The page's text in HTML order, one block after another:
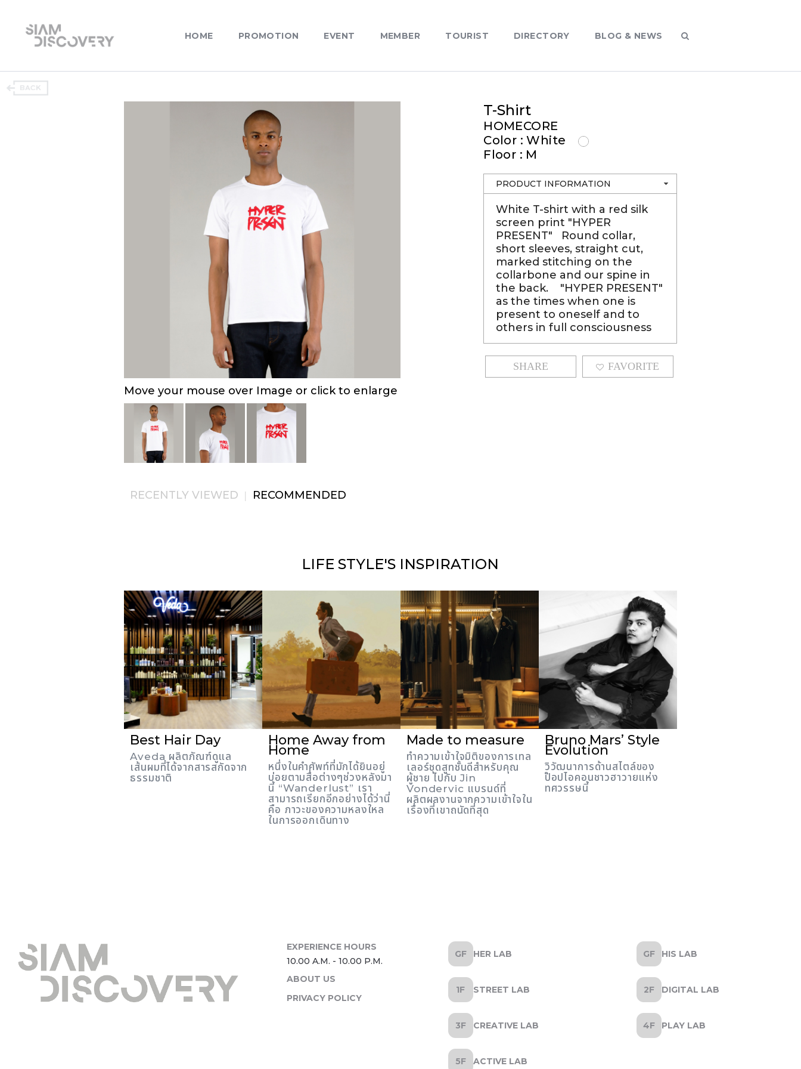
HOME PROMOTION EVENT MEMBER TOURIST DIRECTORY BLOG & NEWS
Move your mouse over Image or click to enlarge
T-Shirt
HOMECORE
Color : White
Floor : M
PRODUCT INFORMATION
White T-shirt with a red silk
screen print "HYPER
PRESENT" Round collar,
short sleeves, straight cut,
marked stitching on the
collarbone and our spine in
the back. "HYPER PRESENT"
as the times when one is
present to oneself and to
others in full consciousness
SHARE FAVORITE
RECENTLY VIEWED | RECOMMENDED
LIFE STYLE'S INSPIRATION
Best Hair Day
Aveda ผลิตภัณฑ์ดูแล
เส้นผมที่ได้จากสารสกัดจาก
ธรรมชาติ
Home Away from
Home
หนึ่งในคำศัพท์ที่มักได้ยินอยู่
บ่อยตามสื่อต่างๆช่วงหลังมา
นี้ “Wanderlust” เรา
สามารถเรียกอีกอย่างได้ว่านี่
คือ ภาวะของความหลงใหล
ในการออกเดินทาง
Made to measure
ทำความเข้าใจมิติของการเทล
เลอร์ชุดสูทชั้นดีสำหรับคุณ
ผู้ชาย ไปกับ Jin
Vondervic แบรนด์ที่
ผลิตผลงานจากความเข้าใจใน
เรื่องที่เขาถนัดที่สุด
Bruno Mars’ Style
Evolution
วิวัฒนาการด้านสไตล์ของ
ป๊อปไอคอนชาวฮาวายแห่ง
ทศวรรษนี้
ABOUT US
PRIVACY POLICY
HER LAB HIS LAB
STREET LAB DIGITAL LAB
CREATIVE LAB PLAY LAB
ACTIVE LAB